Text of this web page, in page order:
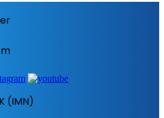
(IMN)